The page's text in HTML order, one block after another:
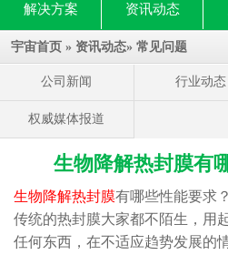
解决方案 资讯动态
宇宙首页 » 资讯动态» 常见问题
公司新闻 行业动态
权威媒体报道
生物降解热封膜有
生物降解热封膜有哪些性能要求？
传统的热封膜大家都不陌生，用
任何东西，在不适应趋势发展的